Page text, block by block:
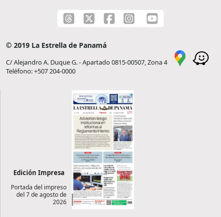
© 2019 La Estrella de Panamá
C/ Alejandro A. Duque G. - Apartado 0815-00507, Zona 4
Teléfono: +507 204-0000
Edición Impresa
Portada del impreso
del 7 de agosto de
2026